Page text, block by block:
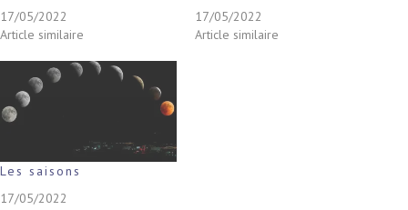
17/05/2022
Article similaire
17/05/2022
Article similaire
Les saisons
17/05/2022